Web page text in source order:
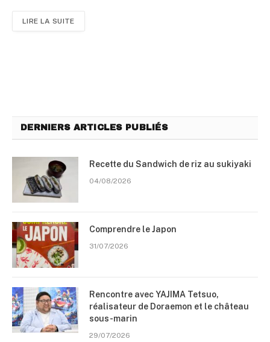
LIRE LA SUITE
DERNIERS ARTICLES PUBLIÉS
Recette du Sandwich de riz au sukiyaki
04/08/2026
Comprendre le Japon
31/07/2026
Rencontre avec YAJIMA Tetsuo,
réalisateur de Doraemon et le château
sous-marin
29/07/2026